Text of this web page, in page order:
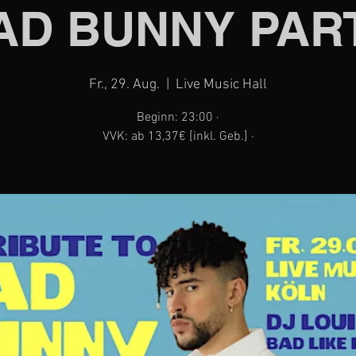
BUNNY
Fr., 29. Aug. Live Music Hall
Beginn: 23:00 ·
VVK: ab 13,37€ [inkl. Geb.] ·